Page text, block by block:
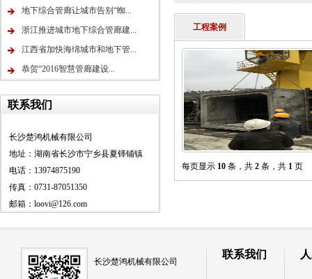
地下综合管廊让城市告别“蜘...
浙江推进城市地下综合管廊建...
江西省加快海绵城市和地下管...
恭贺“2016智慧管廊建设...
联系我们
长沙楚鸿机械有限公司
地址：湖南省长沙市宁乡县夏铎铺镇
电话：13974875190
传真：0731-87051350
邮箱：loovi@126.com
工程案例
每页显示 10 条，共 2 条，共 1 页
长沙楚鸿机械有限公司
联系我们